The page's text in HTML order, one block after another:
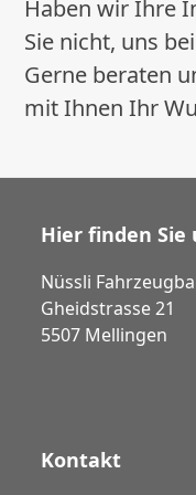
Haben wir Ihre
Sie nicht, uns
Gerne beraten
mit Ihnen Ihr
Hier finden Sie
Nüssli
Gheidstrasse 21
5507 Mellingen
Kontakt